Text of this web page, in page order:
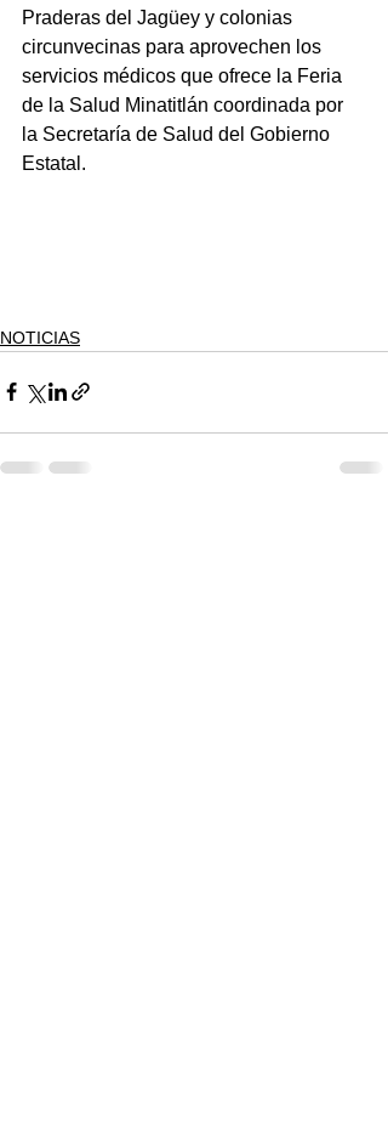
Praderas del Jagüey y colonias
circunvecinas para aprovechen los
servicios médicos que ofrece la Feria
de la Salud Minatitlán coordinada por
la Secretaría de Salud del Gobierno
Estatal.
NOTICIAS